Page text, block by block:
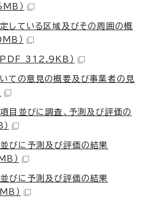
）
している区域及びその周囲の概
）
PDF 312.9KB）
ての意見の概要及び事業者の見
目並びに調査、予測及び評価の
びに予測及び評価の結果
）
びに予測及び評価の結果
）